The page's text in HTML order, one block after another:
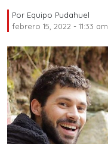
Por Equipo Pudahuel
febrero 15, 2022 - 11:33 am